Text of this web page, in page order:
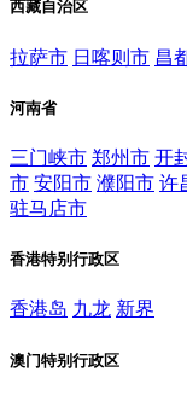
西藏自治区
拉萨市 日喀则市 昌
河南省
三门峡市 郑州市 开
市 安阳市 濮阳市 许
驻马店市
香港特别行政区
香港岛 九龙 新界
澳门特别行政区